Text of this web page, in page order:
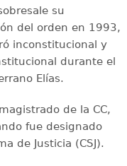
su
del orden en 1993,
inconstitucional y
durante el
Elías.
de la CC,
fue designado
de Justicia (CSJ).